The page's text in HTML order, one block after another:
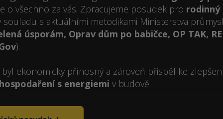
o všechno za vás. Zpracujeme posudek pro rodinný
souladu s aktuálními metodikami Ministerstva
úsporám, Oprav dům po babičce, OP TAK,
).
ekonomicky přínosný a zároveň přispěl ke
s energiemi v budově.